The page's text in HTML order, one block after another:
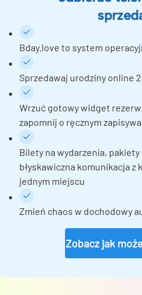
Bday.love to system
Sprzedawaj urodziny online
Wrzuć gotowy widget
zapomnij o ręcznym
Bilety na wydarzenia,
błyskawiczna komunikacja z
jednym miejscu
Zmień chaos w dochodowy
Zobacz jak